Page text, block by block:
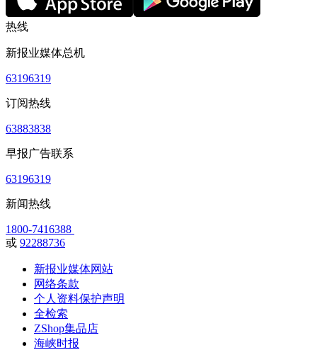
热线
新报业媒体总机
63196319
订阅热线
63883838
早报广告联系
63196319
新闻热线
1800-7416388
或 92288736
新报业媒体网站
网络条款
个人资料保护声明
全检索
ZShop集品店
海峡时报